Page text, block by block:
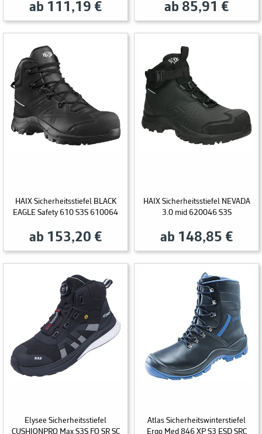
ab 111,19 € ab 85,91 €
HAIX Sicherheitsstiefel BLACK
EAGLE Safety 610 S3S 610064
ab 153,20 €
HAIX Sicherheitsstiefel NEVADA
3.0 mid 620046 S3S
ab 148,85 €
Elysee Sicherheitsstiefel
CUSHIONPRO Max S3S FO SR SC
Atlas Sicherheitswinterstiefel
Ergo Med 846 XP S3 ESD SRC